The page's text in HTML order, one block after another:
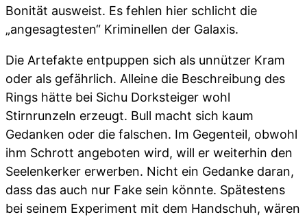
Bonität ausweist. Es fehlen hier schlicht die
„angesagtesten“ Kriminellen der Galaxis.
Die Artefakte entpuppen sich als unnützer Kram
oder als gefährlich. Alleine die Beschreibung des
Rings hätte bei Sichu Dorksteiger wohl
Stirnrunzeln erzeugt. Bull macht sich kaum
Gedanken oder die falschen. Im Gegenteil, obwohl
ihm Schrott angeboten wird, will er weiterhin den
Seelenkerker erwerben. Nicht ein Gedanke daran,
dass das auch nur Fake sein könnte. Spätestens
bei seinem Experiment mit dem Handschuh, wären